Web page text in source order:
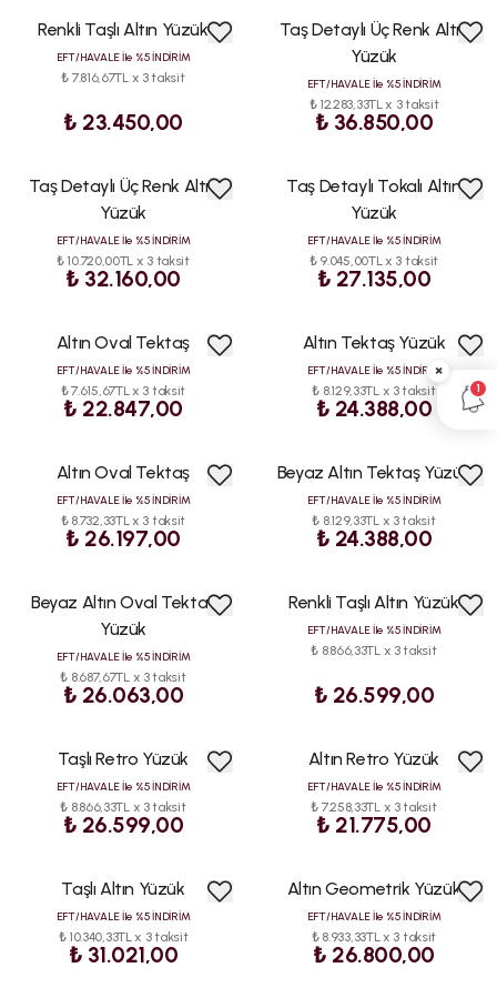
Renkli Taşlı Altın Yüzük
EFT/HAVALE İle %5 İNDİRİM
₺ 7.816,67TL x 3 taksit
₺ 23.450,00
Taş Detaylı Üç Renk Altın
Yüzük
EFT/HAVALE İle %5 İNDİRİM
₺ 12.283,33TL x 3 taksit
₺ 36.850,00
Taş Detaylı Üç Renk Altın
Yüzük
EFT/HAVALE İle %5 İNDİRİM
₺ 10.720,00TL x 3 taksit
₺ 32.160,00
Taş Detaylı Tokalı Altın
Yüzük
EFT/HAVALE İle %5 İNDİRİM
₺ 9.045,00TL x 3 taksit
₺ 27.135,00
Altın Oval Tektaş
EFT/HAVALE İle %5 İNDİRİM
₺ 7.615,67TL x 3 taksit
₺ 22.847,00
Altın Tektaş Yüzük
EFT/HAVALE İle %5 İNDİRİM
₺ 8.129,33TL x 3 taksit
₺ 24.388,00
Altın Oval Tektaş
EFT/HAVALE İle %5 İNDİRİM
₺ 8.732,33TL x 3 taksit
₺ 26.197,00
Beyaz Altın Tektaş Yüzük
EFT/HAVALE İle %5 İNDİRİM
₺ 8.129,33TL x 3 taksit
₺ 24.388,00
Beyaz Altın Oval Tektaş
Yüzük
EFT/HAVALE İle %5 İNDİRİM
₺ 8.687,67TL x 3 taksit
₺ 26.063,00
Renkli Taşlı Altın Yüzük
EFT/HAVALE İle %5 İNDİRİM
₺ 8.866,33TL x 3 taksit
₺ 26.599,00
Taşlı Retro Yüzük
EFT/HAVALE İle %5 İNDİRİM
₺ 8.866,33TL x 3 taksit
₺ 26.599,00
Altın Retro Yüzük
EFT/HAVALE İle %5 İNDİRİM
₺ 7.258,33TL x 3 taksit
₺ 21.775,00
Taşlı Altın Yüzük
EFT/HAVALE İle %5 İNDİRİM
₺ 10.340,33TL x 3 taksit
₺ 31.021,00
Altın Geometrik Yüzük
EFT/HAVALE İle %5 İNDİRİM
₺ 8.933,33TL x 3 taksit
₺ 26.800,00
×
1